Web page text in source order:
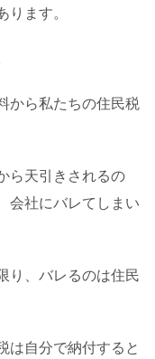
ります。
から私たちの住民税
ら天引きされるの
会社にバレてしまい
り、バレるのは住民
は自分で納付すると